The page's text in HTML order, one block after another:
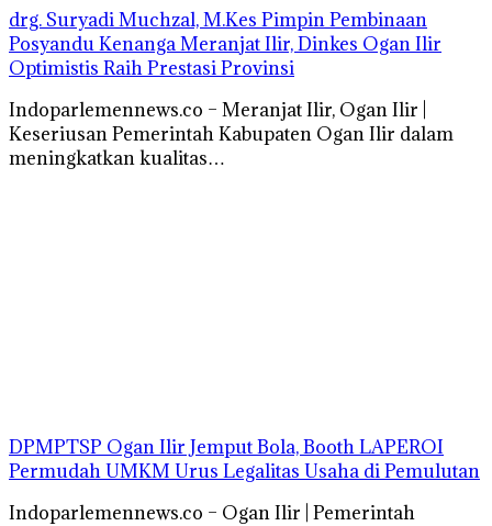
drg. Suryadi Muchzal, M.Kes Pimpin Pembinaan
Posyandu Kenanga Meranjat Ilir, Dinkes Ogan Ilir
Optimistis Raih Prestasi Provinsi
Indoparlemennews.co – Meranjat Ilir, Ogan Ilir |
Keseriusan Pemerintah Kabupaten Ogan Ilir dalam
meningkatkan kualitas…
DPMPTSP Ogan Ilir Jemput Bola, Booth LAPEROI
Permudah UMKM Urus Legalitas Usaha di Pemulutan
Indoparlemennews.co – Ogan Ilir | Pemerintah